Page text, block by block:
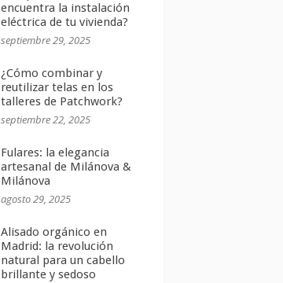
encuentra la instalación
eléctrica de tu vivienda?
septiembre 29, 2025
¿Cómo combinar y
reutilizar telas en los
talleres de Patchwork?
septiembre 22, 2025
Fulares: la elegancia
artesanal de Milánova &
Milánova
agosto 29, 2025
Alisado orgánico en
Madrid: la revolución
natural para un cabello
brillante y sedoso